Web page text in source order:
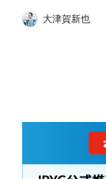
大津賀新也